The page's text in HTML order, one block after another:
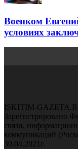
Военком
условиях
ISKITIM-
Зарегистрировано
связи,
коммуникаций
30.04.2021г.